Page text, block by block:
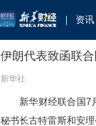
资讯
伊朗代表致函联
新华社
新华财经联合国7
秘书长古特雷斯和安